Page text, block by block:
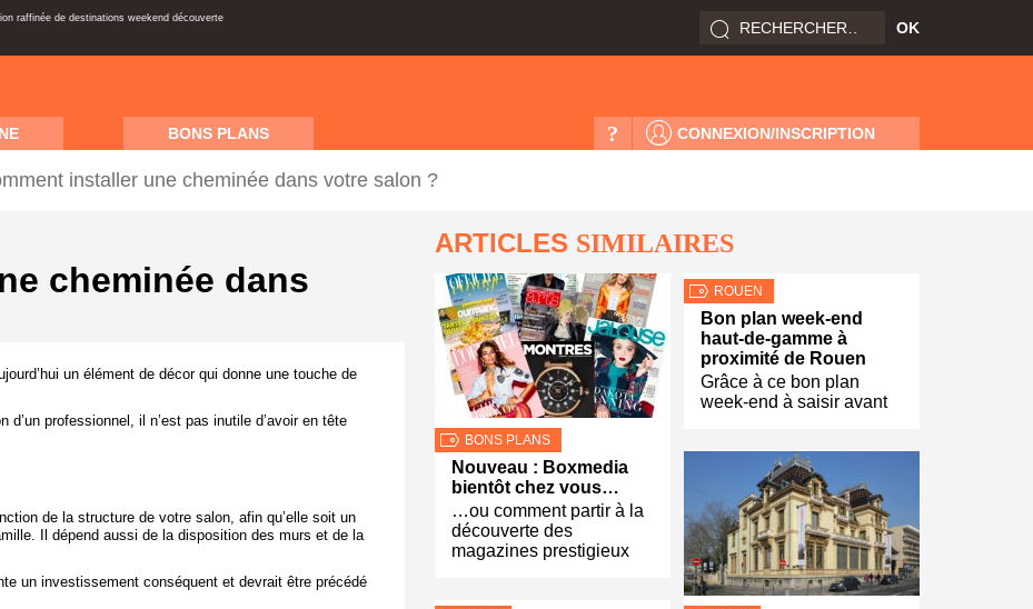
raffinée de destinations weekend découverte
BONS PLANS CONNEXION/INSCRIPTION
?
installer une cheminée dans votre salon ?
cheminée dans
un élément de décor qui donne une touche de
professionnel, il n’est pas inutile d’avoir en tête
de la structure de votre salon, afin qu’elle soit un
Il dépend aussi de la disposition des murs et de la
un investissement conséquent et devrait être précédé
ARTICLES SIMILAIRES
BONS PLANS
Nouveau : Boxmedia
bientôt chez vous…
…ou comment partir à la
découverte des
magazines prestigieux
ROUEN
Bon plan week-end
haut-de-gamme à
proximité de Rouen
Grâce à ce bon plan
week-end à saisir avant